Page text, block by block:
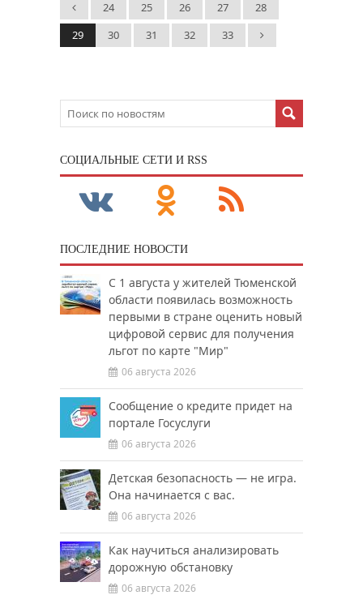
24 25 26 27
28
29
30 31 32 33
CОЦИАЛЬНЫЕ СЕТИ И RSS
ПОСЛЕДНИЕ НОВОСТИ
С 1 августа у жителей Тюменской
области появилась возможность
первыми в стране оценить новый
цифровой сервис для получения
льгот по карте "Мир"
06 августа 2026
Сообщение о кредите придет на
портале Госуслуги
06 августа 2026
Детская безопасность — не игра.
Она начинается с вас.
06 августа 2026
Как научиться анализировать
дорожную обстановку
06 августа 2026